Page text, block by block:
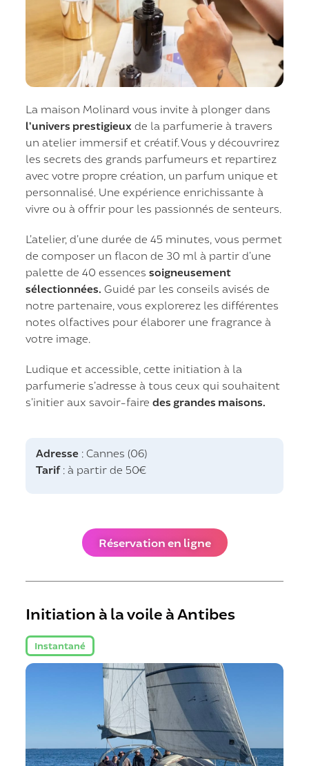
La maison Molinard vous invite à plonger dans
l’univers prestigieux de la parfumerie à travers
un atelier immersif et créatif. Vous y découvrirez
les secrets des grands parfumeurs et repartirez
avec votre propre création, un parfum unique et
personnalisé. Une expérience enrichissante à
vivre ou à offrir pour les passionnés de senteurs.
L’atelier, d’une durée de 45 minutes, vous permet
de composer un flacon de 30 ml à partir d’une
palette de 40 essencessoigneusement
sélectionnées. Guidé par les conseils avisés de
notre partenaire, vous explorerez les différentes
notes olfactives pour élaborer une fragrance à
votre image.
Ludique et accessible, cette initiation à la
parfumerie s’adresse à tous ceux qui souhaitent
s’initier aux savoir-fairedes grandes maisons.
Adresse : Cannes (06)
Tarif: à partir de 50€
Réservation en ligne
Initiation à la voile à Antibes
Instantané